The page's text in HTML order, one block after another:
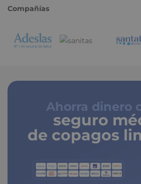
Compañías
Ahorra dinero
seguro
de copagos